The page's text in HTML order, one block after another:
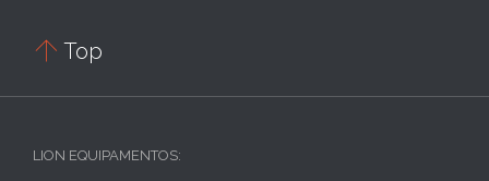
 Top
LION EQUIPAMENTOS: